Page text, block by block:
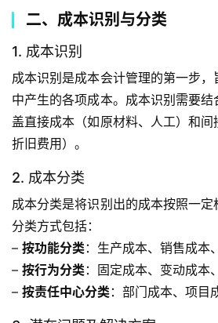
二、成本识别与分类
1. 成本识别
成本识别是成本会计管理的第一步
中产生的各项成本。成本识别需要
盖直接成本（如原材料、人工）和间
折旧费用）。
2. 成本分类
成本分类是将识别出的成本按照一
分类方式包括：
– 按功能分类：生产成本、销售成本
– 按行为分类：固定成本、变动成本
– 按责任中心分类：部门成本、项目